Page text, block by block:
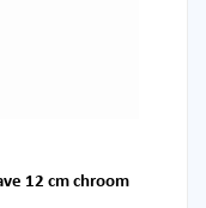
12 cm chroom